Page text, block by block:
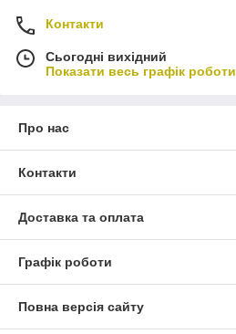
Контакти
Сьогодні вихідний
Показати весь графік роботи
Про нас
Контакти
Доставка та оплата
Графік роботи
Повна версія сайту